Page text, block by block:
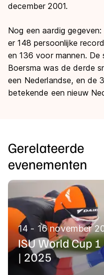
december 2001.
Nog een aardig
er 148 persoonlijke
en 136 voor mannen. De
Boersma was de derde
een Nederlandse, en de
betekende een nieuw
Gerelateerde
evenementen
14 - 16 november
ISU World Cup
| 2025